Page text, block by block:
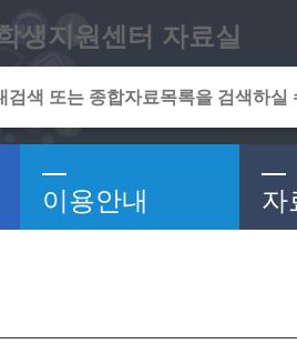
생지원센터 자료실
이용안내 자